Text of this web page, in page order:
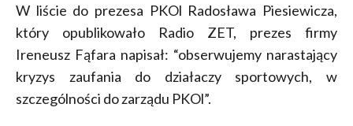
W liście do prezesa PKOl Radosława Piesiewicza,
który opublikowało Radio ZET, prezes firmy
Ireneusz Fąfara napisał: “obserwujemy narastający
kryzys zaufania do działaczy sportowych, w
szczególności do zarządu PKOl”.